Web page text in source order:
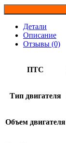
Детали
Описание
Отзывы (0)
ПТС
Тип двигателя
Объем двигателя